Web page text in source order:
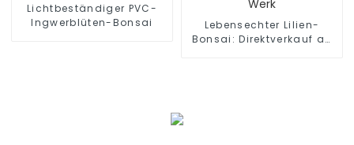
Lichtbeständiger PVC-
Ingwerblüten-Bonsai
Lebensechter Lilien-
Bonsai: Direktverkauf ab